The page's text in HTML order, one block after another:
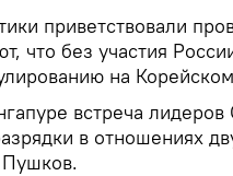
приветствовали
что без участия
на
встреча
в отношениях
Пушков.